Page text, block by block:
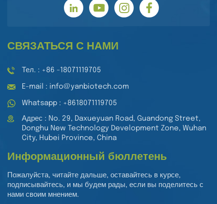
СВЯЗАТЬСЯ С НАМИ
Тел. : +86 -18071119705
E-mail : info@yanbiotech.com
Whatsapp : +8618071119705
Адрес : No. 29, Daxueyuan Road, Guandong Street,
Donghu New Technology Development Zone, Wuhan
City, Hubei Province, China
Информационный бюллетень
Пожалуйста, читайте дальше, оставайтесь в курсе,
подписывайтесь, и мы будем рады, если вы поделитесь с
нами своим мнением.